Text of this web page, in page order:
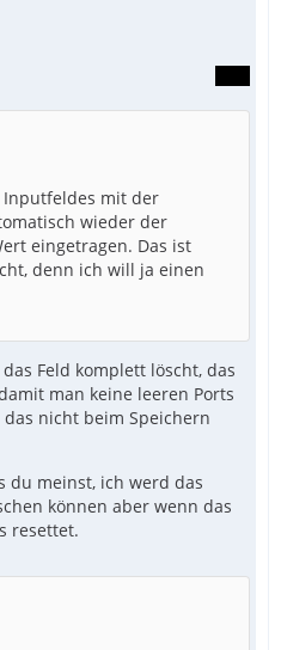
Inputfeldes mit der
wieder der
eingetragen. Das ist
denn ich will ja einen
Feld komplett löscht, das
man keine leeren Ports
nicht beim Speichern
du meinst, ich werd das
können aber wenn das
resettet.